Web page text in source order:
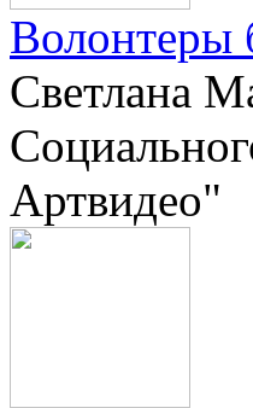
Волонтеры
Светлана
Артвидео"